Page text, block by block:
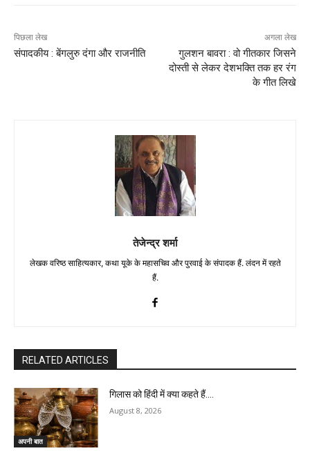
पिछला लेख
संपादकीय : बेंगलुरु दंगा और राजनीति
अगला लेख
गुलशन बावरा : वो गीतकार जिसने
दोस्ती से लेकर देशभक्ति तक हर रंग
के गीत लिखे
तेजेन्द्र शर्मा
लेखक वरिष्ठ साहित्यकार, कथा यूके के महासचिव और पुरवाई के संपादक हैं. लंदन में रहते
हैं.
RELATED ARTICLES
अपनी बात
गिलास को हिंदी में क्या कहते हैं….
August 8, 2026